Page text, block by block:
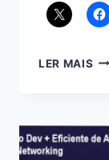
LER MAIS
DE